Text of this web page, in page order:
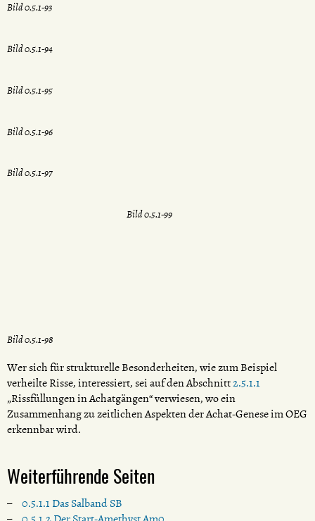
Bild 0.5.1-93
Bild 0.5.1-94
Bild 0.5.1-95
Bild 0.5.1-96
Bild 0.5.1-97
Bild 0.5.1-98
Bild 0.5.1-99
Wer sich für strukturelle Besonderheiten, wie zum Beispiel
verheilte Risse, interessiert, sei auf den Abschnitt2.5.1.1
„Rissfüllungen in Achatgängen“ verwiesen, wo ein
Zusammenhang zu zeitlichen Aspekten der Achat-Genese im OEG
erkennbar wird.
Weiterführende Seiten
0.5.1.1 Das Salband SB